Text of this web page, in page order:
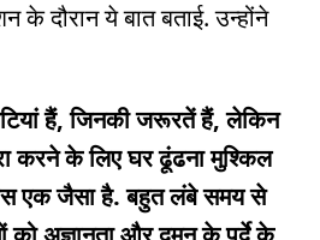
के दौरान ये बात बताई. उन्होंने
हैं, जिनकी जरूरतें हैं, लेकिन
करने के लिए घर ढूंढना मुश्किल
एक जैसा है. बहुत लंबे समय से